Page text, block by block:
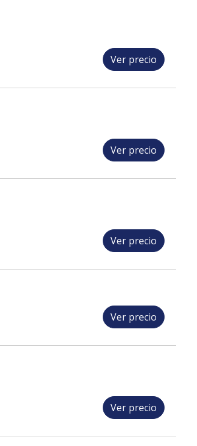
Ver precio
Ver precio
Ver precio
Ver precio
Ver precio